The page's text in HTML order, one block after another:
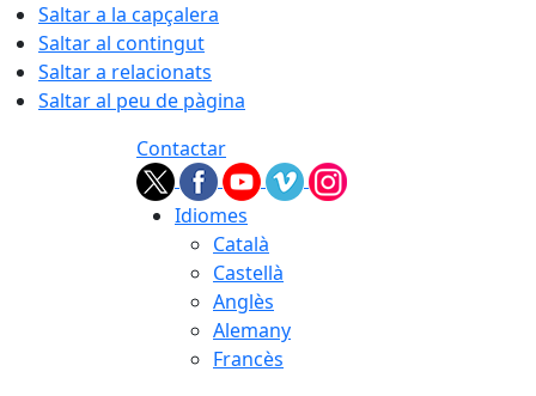
Saltar a la capçalera
Saltar al contingut
Saltar a relacionats
Saltar al peu de pàgina
Contactar
Idiomes
Català
Castellà
Anglès
Alemany
Francès